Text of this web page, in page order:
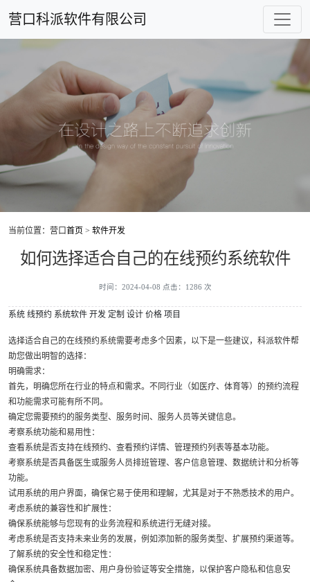
营口科派软件有限公司
当前位置：营口首页 > 软件开发
如何选择适合自己的在线预约系统软件
时间：2024-04-08 点击：1286 次
系统 线预约 系统软件 开发 定制 设计 价格 项目
选择适合自己的在线预约系统需要考虑多个因素，以下是一些建议，科派软件帮
助您做出明智的选择：
明确需求：
首先，明确您所在行业的特点和需求。不同行业（如医疗、体育等）的预约流程
和功能需求可能有所不同。
确定您需要预约的服务类型、服务时间、服务人员等关键信息。
考察系统功能和易用性：
查看系统是否支持在线预约、查看预约详情、管理预约列表等基本功能。
考察系统是否具备医生或服务人员排班管理、客户信息管理、数据统计和分析等
功能。
试用系统的用户界面，确保它易于使用和理解，尤其是对于不熟悉技术的用户。
考虑系统的兼容性和扩展性：
确保系统能够与您现有的业务流程和系统进行无缝对接。
考虑系统是否支持未来业务的发展，例如添加新的服务类型、扩展预约渠道等。
了解系统的安全性和稳定性：
确保系统具备数据加密、用户身份验证等安全措施，以保护客户隐私和信息安